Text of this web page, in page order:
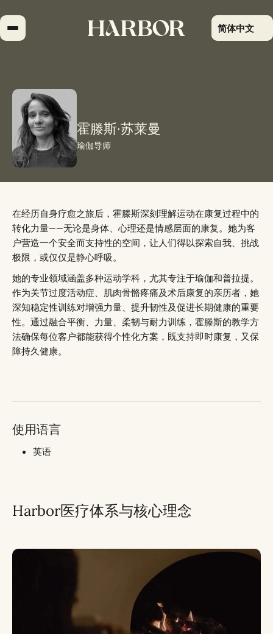
到
内
简体中文
霍滕斯·苏莱曼
瑜伽导师
在经历自身疗愈之旅后，霍滕斯深刻理解运动在康复过程中的
转化力量——无论是身体、心理还是情感层面的康复。她为客
户营造一个安全而支持性的空间，让人们得以探索自我、挑战
极限，或仅仅是静心呼吸。
她的专业领域涵盖多种运动学科，尤其专注于瑜伽和普拉提。
作为关节过度活动症、肌肉骨骼疼痛及术后康复的亲历者，她
深知稳定性训练对增强力量、提升韧性及促进长期健康的重要
性。通过融合平衡、力量、柔韧与耐力训练，霍滕斯的教学方
法确保每位客户都能获得个性化方案，既支持即时康复，又保
障持久健康。
使用语言
英语
Harbor医疗体系与核心理念